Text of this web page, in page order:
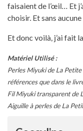
faisaient de l’œil… Et
choisir. Et sans
Et donc voilà, j’ai fait
Matériel Utilisé :
Perles Miyuki de La
références que dans le
Fil Miyuki transparent de
Aiguille à perles de La